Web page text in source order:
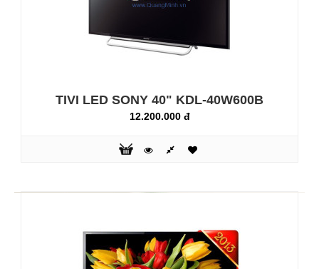
TIVI LED SONY 32" KLV-32R402A
Công nghệ mới với Hình ảnh tự nhiên, cảnh chuyển động
nhanh mượt mà rõ nét: Thưởng thức hình ảnh tuyệt đẹp
TIVI LED SONY 40" KDL-40W600B
12.200.000 đ